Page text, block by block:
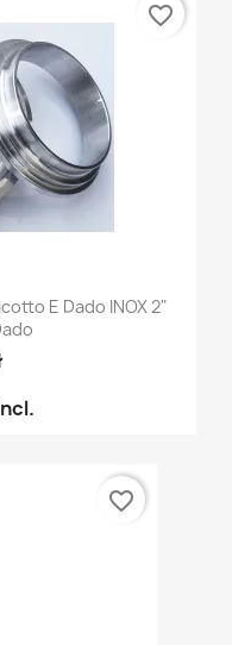
E Dado INOX 2"
favorite_border
favorite_border